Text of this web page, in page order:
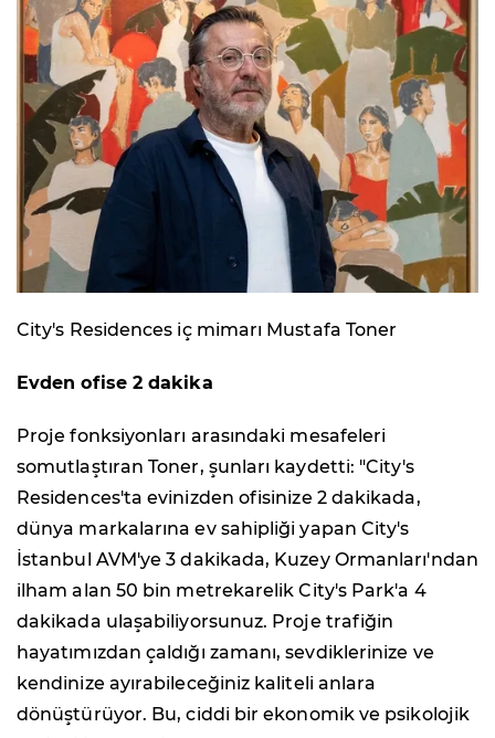
City's Residences iç mimarı Mustafa Toner
Evden ofise 2 dakika
Proje fonksiyonları arasındaki mesafeleri
somutlaştıran Toner, şunları kaydetti: "City's
Residences'ta evinizden ofisinize 2 dakikada,
dünya markalarına ev sahipliği yapan City's
İstanbul AVM'ye 3 dakikada, Kuzey Ormanları'ndan
ilham alan 50 bin metrekarelik City's Park'a 4
dakikada ulaşabiliyorsunuz. Proje trafiğin
hayatımızdan çaldığı zamanı, sevdiklerinize ve
kendinize ayırabileceğiniz kaliteli anlara
dönüştürüyor. Bu, ciddi bir ekonomik ve psikolojik